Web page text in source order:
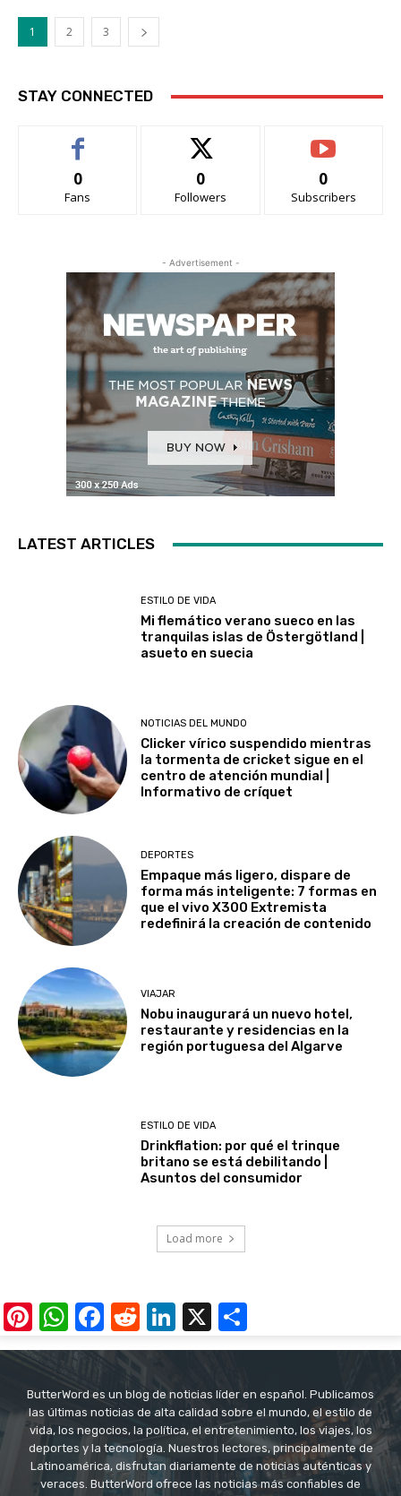
1 2 3
STAY CONNECTED
0
Fans
0
Followers
0
Subscribers
- Advertisement -
LATEST ARTICLES
ESTILO DE VIDA
Mi flemático verano sueco en las
tranquilas islas de Östergötland |
asueto en suecia
NOTICIAS DEL MUNDO
Clicker vírico suspendido mientras
la tormenta de cricket sigue en el
centro de atención mundial |
Informativo de críquet
DEPORTES
Empaque más ligero, dispare de
forma más inteligente: 7 formas en
que el vivo X300 Extremista
redefinirá la creación de contenido
VIAJAR
Nobu inaugurará un nuevo hotel,
restaurante y residencias en la
región portuguesa del Algarve
ESTILO DE VIDA
Drinkflation: por qué el trinque
britano se está debilitando |
Asuntos del consumidor
Load more
Pinterest
WhatsApp
Facebook
RedditLinkedIn
X
ButterWord es un blog de noticias líder en español. Publicamos
las últimas noticias de alta calidad sobre el mundo, el estilo de
vida, los negocios, la política, el entretenimiento, los viajes, los
deportes y la tecnología. Nuestros lectores, principalmente de
Latinoamérica, disfrutan diariamente de noticias auténticas y
veraces. ButterWord ofrece las noticias más confiables de